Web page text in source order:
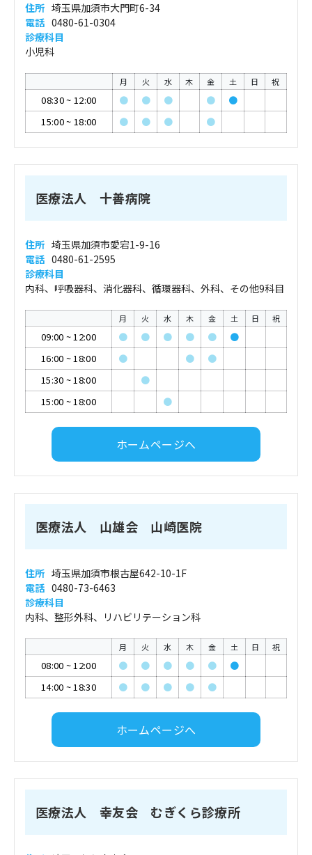
住所 埼玉県加須市大門町6-34
電話 0480-61-0304
診療科目
小児科
月 火 水 木 金 土 日 祝
08:30~ 12:00 ● ● ● ●
●
15:00~ 18:00 ● ● ● ●
医療法人 十善病院
住所 埼玉県加須市愛宕1-9-16
電話 0480-61-2595
診療科目
内科、呼吸器科、消化器科、循環器科、外科、その他9科目
月 火 水 木 金 土 日 祝
09:00 ~12:00 ● ● ● ● ●
●
16:00 ~18:00 ● ●
●
15:30 ~18:00
●
15:00 ~18:00 ●
ホームページへ
医療法人 山雄会 山崎医院
住所 埼玉県加須市根古屋642-10-1F
電話 0480-73-6463
診療科目
内科、整形外科、リハビリテーション科
月 火 水 木 金 土 日 祝
08:00 ~12:00 ● ● ● ● ●
●
14:00 ~18:30 ● ● ● ● ●
ホームページへ
医療法人 幸友会 むぎくら診療所